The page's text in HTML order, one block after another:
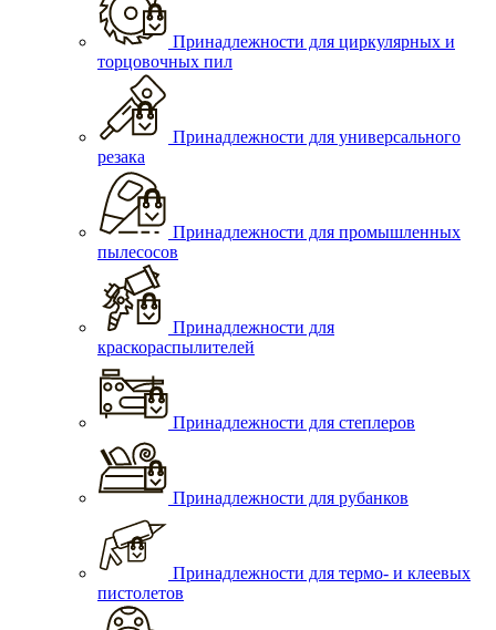
Принадлежности для циркулярных и
торцовочных пил
Принадлежности для универсального
резака
Принадлежности для промышленных
пылесосов
Принадлежности для
краскораспылителей
Принадлежности для степлеров
Принадлежности для рубанков
Принадлежности для термо- и клеевых
пистолетов